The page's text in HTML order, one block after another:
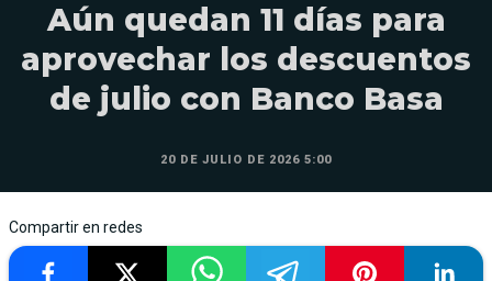
Aún quedan 11 días para
aprovechar los descuentos
de julio con Banco Basa
20 DE JULIO DE 2026 5:00
Compartir en redes